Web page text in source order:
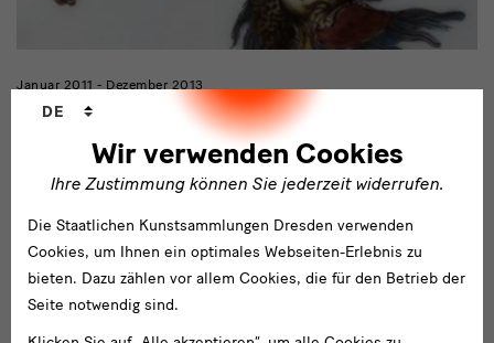
Januar 2011 - Dezember 2013
Phantastische Welten
Adam Friedrich von Löwenfinck (1714-1754) war einer der
berühmtesten und begabtesten Keramikmaler des 18.
Abgeschlossen
Wir verwenden Cookies
Ihre Zustimmung können Sie jederzeit widerrufen.
DE
Die Staatlichen Kunstsammlungen Dresden verwenden
Cookies, um Ihnen ein optimales Webseiten-Erlebnis zu
bieten. Dazu zählen vor allem Cookies, die für den Betrieb der
Seite notwendig sind.